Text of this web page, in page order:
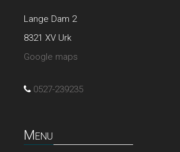
Lange Dam 2
8321 XV Urk
Google maps
0527-239235
Menu